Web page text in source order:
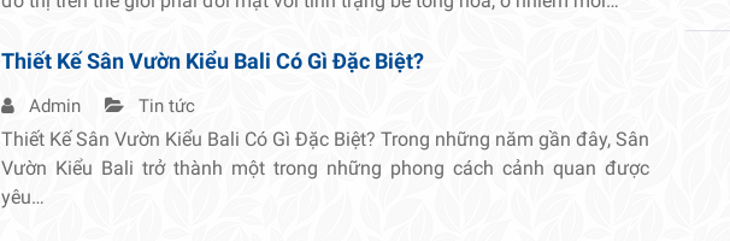
Thiết Kế Sân Vườn Kiểu Bali Có Gì Đặc Biệt?
Admin Tin tức
Thiết Kế Sân Vườn Kiểu Bali Có Gì Đặc Biệt? Trong những năm gần đây, Sân
Vườn Kiểu Bali trở thành một trong những phong cách cảnh quan được
yêu…